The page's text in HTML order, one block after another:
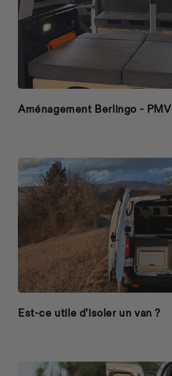
Aménagement Berlingo - PMV
Est-ce utile d’isoler un van ?